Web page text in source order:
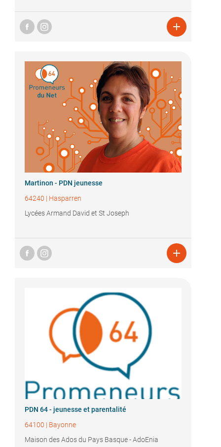

Martinon - PDN jeunesse
64240 | Hasparren
Lycées Armand David et St Joseph

PDN 64 - jeunesse et parentalité
64100 | Bayonne
Maison des Ados du Pays Basque - AdoEnia